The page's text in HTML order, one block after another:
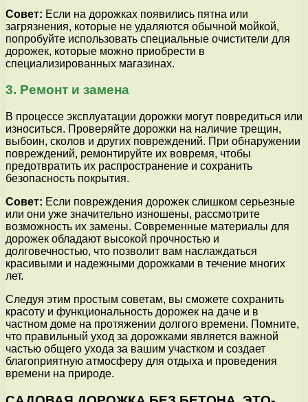
Совет: Если на дорожках появились пятна или
загрязнения, которые не удаляются обычной мойкой,
попробуйте использовать специальные очистители для
дорожек, которые можно приобрести в
специализированных магазинах.
3. Ремонт и замена
В процессе эксплуатации дорожки могут повредиться или
износиться. Проверяйте дорожки на наличие трещин,
выбоин, сколов и других повреждений. При обнаружении
повреждений, ремонтируйте их вовремя, чтобы
предотвратить их распространение и сохранить
безопасность покрытия.
Совет: Если повреждения дорожек слишком серьезные
или они уже значительно изношены, рассмотрите
возможность их замены. Современные материалы для
дорожек обладают высокой прочностью и
долговечностью, что позволит вам наслаждаться
красивыми и надежными дорожками в течение многих
лет.
Следуя этим простым советам, вы сможете сохранить
красоту и функциональность дорожек на даче и в
частном доме на протяжении долгого времени. Помните,
что правильный уход за дорожками является важной
частью общего ухода за вашим участком и создает
благоприятную атмосферу для отдыха и проведения
времени на природе.